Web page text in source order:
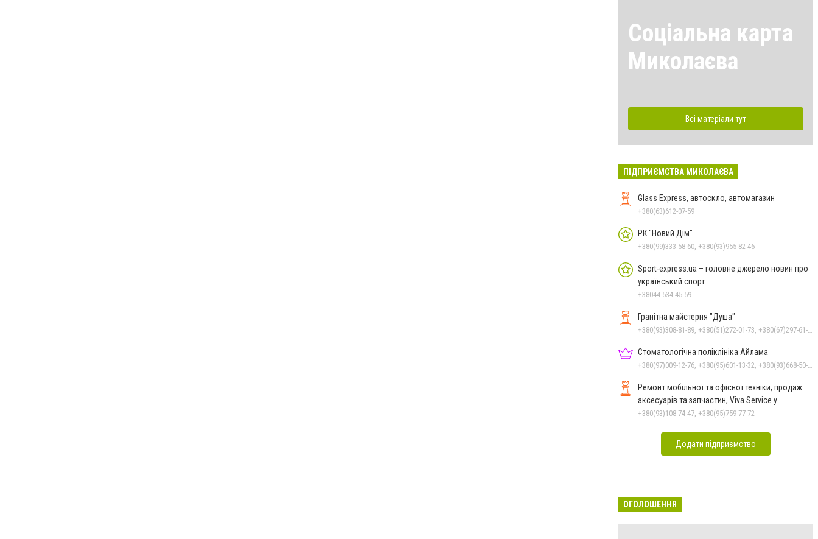
Соціальна карта
Миколаєва
Всі матеріали тут
ПІДПРИЄМСТВА МИКОЛАЄВА
Glass Express, автоскло, автомагазин
+380(63)612-07-59
РК "Новий Дім"
+380(99)333-58-60, +380(93)955-82-46
Sport-express.ua – головне джерело новин про
український спорт
+38044 534 45 59
Гранітна майстерня "Душа"
Стоматологічна поліклініка Айлама
Ремонт мобільної та офісної техніки, продаж
аксесуарів та запчастин, Viva Service у
Миколаєві
+380(93)108-74-47, +380(95)759-77-72
Додати підприємство
ОГОЛОШЕННЯ